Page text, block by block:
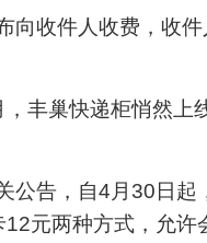
收件人收费，收件
巢快递柜悄然上线
告，自4月30日起
12元两种方式，允许